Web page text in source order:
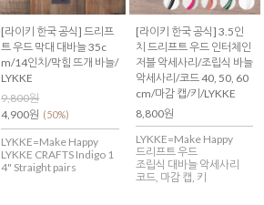
[라이키 한국 공식] 드리프
트 우드 막대 대바늘 35c
m/14인치/막힘 뜨개 바늘/
LYKKE
9,800원
4,900원 (50%)
LYKKE=Make Happy
LYKKE CRAFTS Indigo 1
4" Straight pairs
[라이키 한국 공식] 3.5인
치 드리프트 우드 인터체인
저블 악세사리/조립식 바늘
악세사리/코드 40, 50, 60
cm/마감 캡/키/LYKKE
8,800원
LYKKE=Make Happy
드리프트 우드
조립식 대바늘 악세사리
코드, 마감 캡, 키